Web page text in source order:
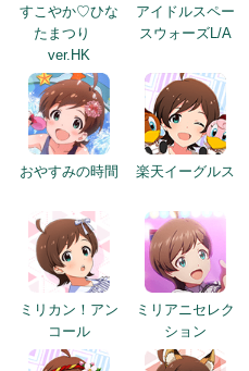
すこやか♡ひな
たまつり
ver.HK
アイドルスペー
スウォーズL/A
おやすみの時間 楽天イーグルス
ミリカン！アン
コール
ミリアニセレク
ション